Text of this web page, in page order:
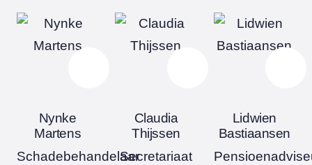
Nynke
Martens
Schadebehandelaar
Claudia
Thijssen
Secretariaat
Lidwien
Bastiaansen